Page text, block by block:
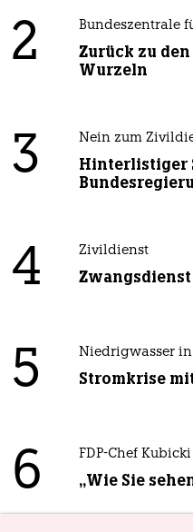
2 Bundeszentrale
Zurück zu
Wurzeln
3 Nein zum
Hinterlistiger
4 Zivildienst
5 Niedrigwasser
Stromkrise
6 FDP-Chef
„Wie Sie